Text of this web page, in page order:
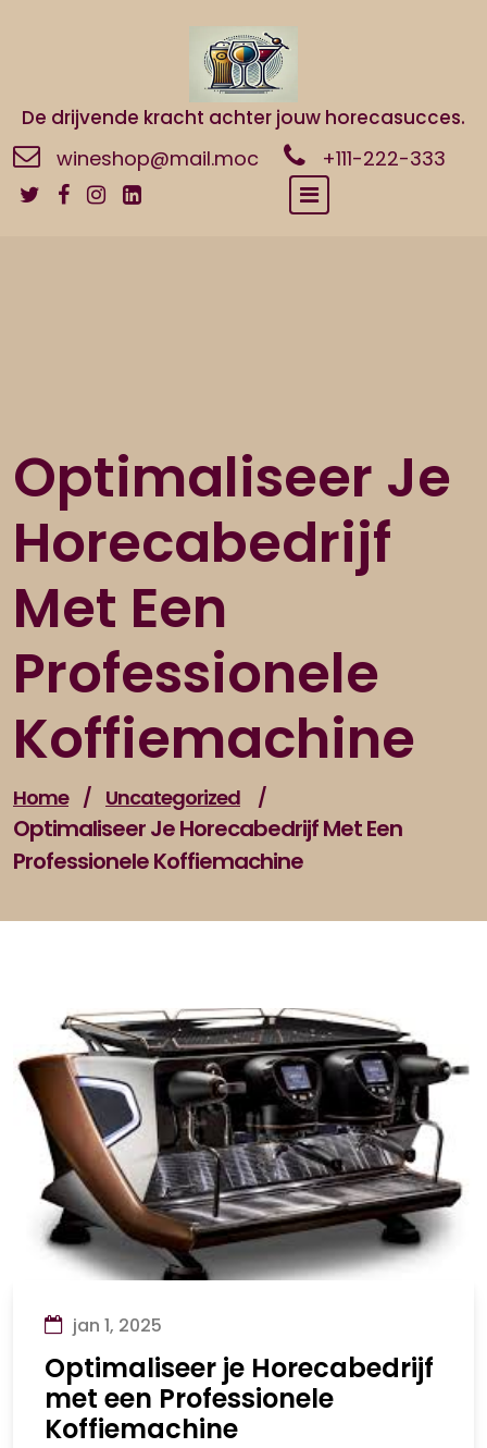
De drijvende kracht achter jouw horecasucces.
wineshop@mail.moc +111-222-333
Optimaliseer Je
Horecabedrijf
Met Een
Professionele
Koffiemachine
Home / Uncategorized /
Optimaliseer Je Horecabedrijf Met Een
Professionele Koffiemachine
jan 1, 2025
Optimaliseer je Horecabedrijf
met een Professionele
Koffiemachine